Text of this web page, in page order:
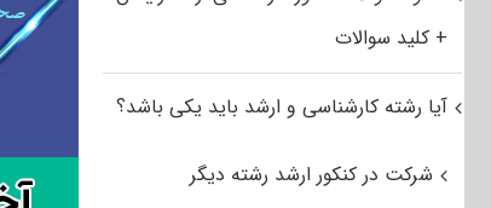
+ کلید سوالات
آیا رشته کارشناسی و ارشد باید یکی باشد؟
شرکت در کنکور ارشد رشته دیگر